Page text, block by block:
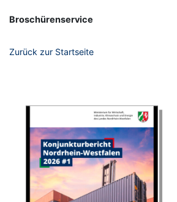
Broschürenservice
Zurück zur Startseite